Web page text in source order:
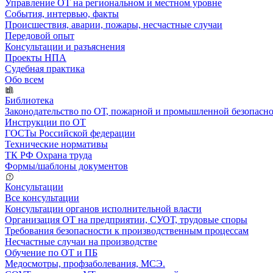
Управление ОТ на региональном и местном уровне
События, интервью, факты
Происшествия, аварии, пожары, несчастные случаи
Передовой опыт
Консультации и разъяснения
Проекты НПА
Судебная практика
Обо всем
Библиотека
Законодательство по ОТ, пожарной и промышленной
Инструкции по ОТ
ГОСТы Российской федерации
Технические нормативы
ТК РФ Охрана труда
Формы/шаблоны документов
Консультации
Все консультации
Консультации органов исполнительной власти
Организация ОТ на предприятии, СУОТ, трудовые споры
Требования безопасности к производственным процессам
Несчастные случаи на производстве
Обучение по ОТ и ПБ
Медосмотры, профзаболевания, МСЭ.